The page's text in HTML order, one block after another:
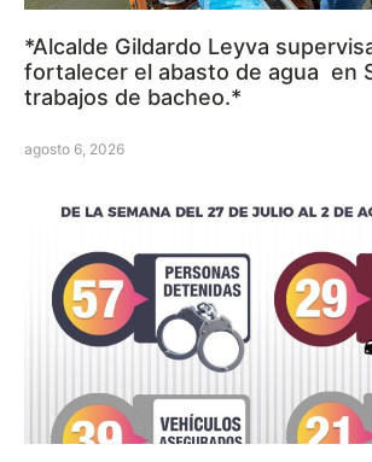
*Alcalde Gildardo Leyva
fortalecer el abasto de agua en
trabajos de bacheo.*
agosto 6, 2026